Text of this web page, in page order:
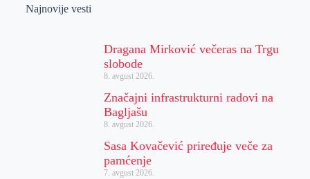
Najnovije vesti
Dragana Mirković večeras na Trgu
slobode
8. avgust 2026.
Značajni infrastrukturni radovi na
Bagljašu
8. avgust 2026.
Sasa Kovačević priređuje veče za
pamćenje
7. avgust 2026.